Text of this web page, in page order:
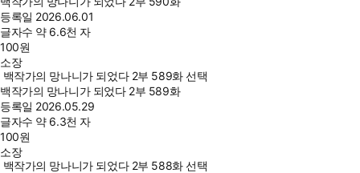
등록일 2026.06.01
글자수 약 6.6천 자
100원
소장
백작가의 망나니가 되었다 2부 589화 선택
백작가의 망나니가 되었다 2부 589화
등록일 2026.05.29
글자수 약 6.3천 자
100원
소장
백작가의 망나니가 되었다 2부 588화 선택